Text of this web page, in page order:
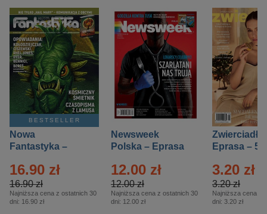
BESTSELLER
Nowa
Fantastyka –
16.90 zł
16.90 zł
Najniższa cena z ostatnich 30
dni: 16.90 zł
Newsweek
Polska – Eprasa
12.00 zł
12.00 zł
Najniższa cena z ostatnich 30
dni: 12.00 zł
Zwierciadło
Eprasa – 5/
3.20 zł
3.20 zł
Najniższa cena z
dni: 3.20 zł